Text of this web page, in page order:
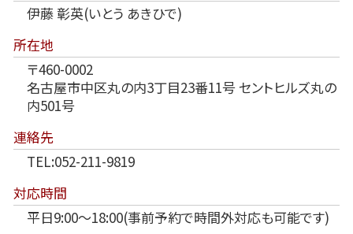
伊藤 彰英(いとう あきひで)
所在地
〒460-0002
名古屋市中区丸の内3丁目23番11号 セントヒルズ丸の
内501号
連絡先
TEL:052-211-9819
対応時間
平日9:00～18:00(事前予約で時間外対応も可能です)